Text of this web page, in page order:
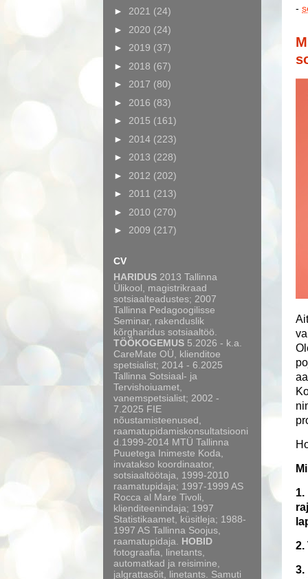
-
1.
2.
3.
► 2021 (24)
► 2020 (24)
► 2019 (37)
► 2018 (67)
► 2017 (80)
► 2016 (83)
► 2015 (161)
► 2014 (223)
► 2013 (228)
► 2012 (202)
► 2011 (213)
► 2010 (270)
► 2009 (217)
CV
HARIDUS 2013 Tallinna
Ülikool, magistrikraad
sotsiaalteadustes; 2007
Tallinna Pedagoogilisse
Seminar, rakenduslik
kõrgharidus sotsiaaltöö.
TÖÖKOGEMUS 5.2026 - k.a.
CareMate OÜ, klienditoe
spetsialist; 2014 - 6.2025
Tallinna Sotsiaal- ja
Tervishoiuamet,
vanemspetsialist; 2002 -
7.2025 FIE
nõustamisteenused,
raamatupidamiskonsultatsiooni
d.1999-2014 MTÜ Tallinna
Puuetega Inimeste Koda,
invatakso koordinaator,
sotsiaaltöötaja, 1999-2010
raamatupidaja; 1997-1999 AS
Rocca al Mare Tivoli,
klienditeenindaja; 1997
Statistikaamet, küsitleja; 1988-
1997 AS Tallinna Soojus,
raamatupidaja. HOBID
fotograafia, linetants,
automatkad ja reisimine,
jalgrattasõit, linetants. Samuti